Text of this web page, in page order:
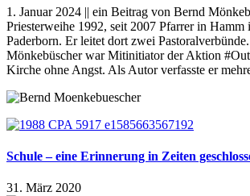
1. Januar 2024 || ein Beitrag von Bernd
Priesterweihe 1992, seit 2007 Pfarrer in Hamm
Paderborn. Er leitet dort zwei
Mönkebüscher war Mitinitiator der Aktion
Kirche ohne Angst. Als Autor verfasste er
Schule – eine Erinnerung in Zeiten
31. März 2020